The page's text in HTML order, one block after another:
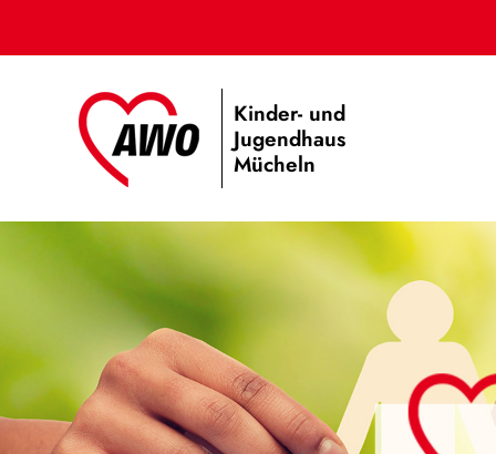
Kinder- und
Jugendhaus
Mücheln